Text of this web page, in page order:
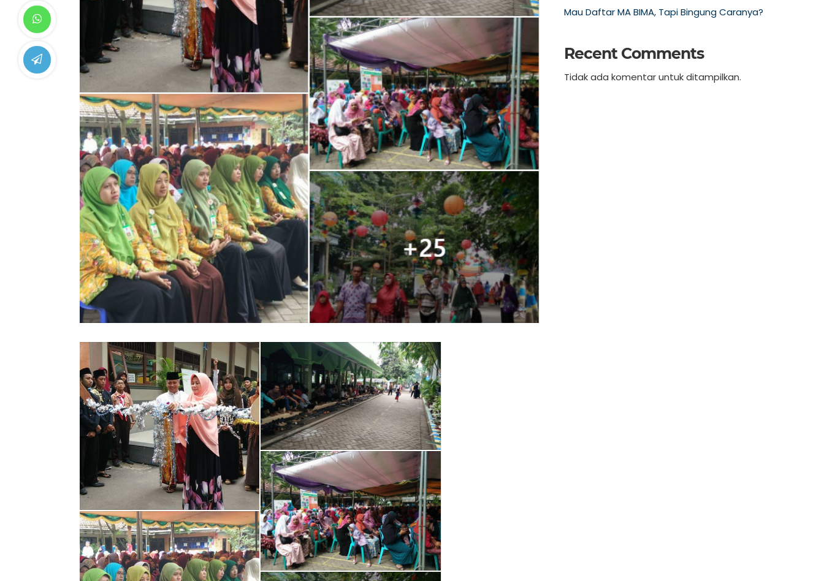
Mau Daftar MA BIMA, Tapi Bingung Caranya?
Recent Comments
Tidak ada komentar untuk ditampilkan.